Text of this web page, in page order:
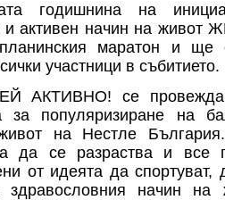
годишнина на
и активен начин на
маратон и ще
участници в събитието.
АКТИВНО! се
за популяризиране на
на Нестле
да се разраства и все
от идеята да
начин на